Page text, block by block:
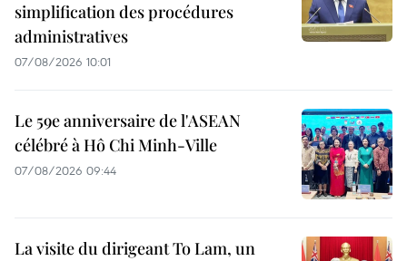
simplification des procédures
administratives
07/08/2026 10:01
Le 59e anniversaire de l'ASEAN
célébré à Hô Chi Minh-Ville
07/08/2026 09:44
La visite du dirigeant To Lam, un